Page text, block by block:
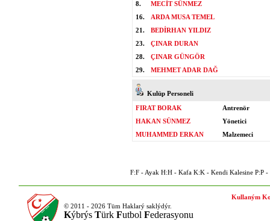
8.
MECİT SÜNMEZ
16.
ARDA MUSA TEMEL
21.
BEDİRHAN YILDIZ
23.
ÇINAR DURAN
28.
ÇINAR GÜNGÖR
29.
MEHMET ADAR DAĞ
Kulüp Personeli
FIRAT BORAK
Antrenör
HAKAN SÜNMEZ
Yönetici
MUHAMMED ERKAN
Malzemeci
F:F - Ayak H:H - Kafa K:K - Kendi Kalesine P:P -
© 2011 - 2026 Tüm Haklarý saklýdýr.
Kýbrýs Türk Futbol Federasyonu
Kullaným